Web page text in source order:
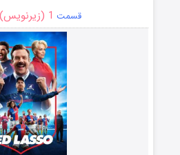
قسمت 1 (زیرنویس)